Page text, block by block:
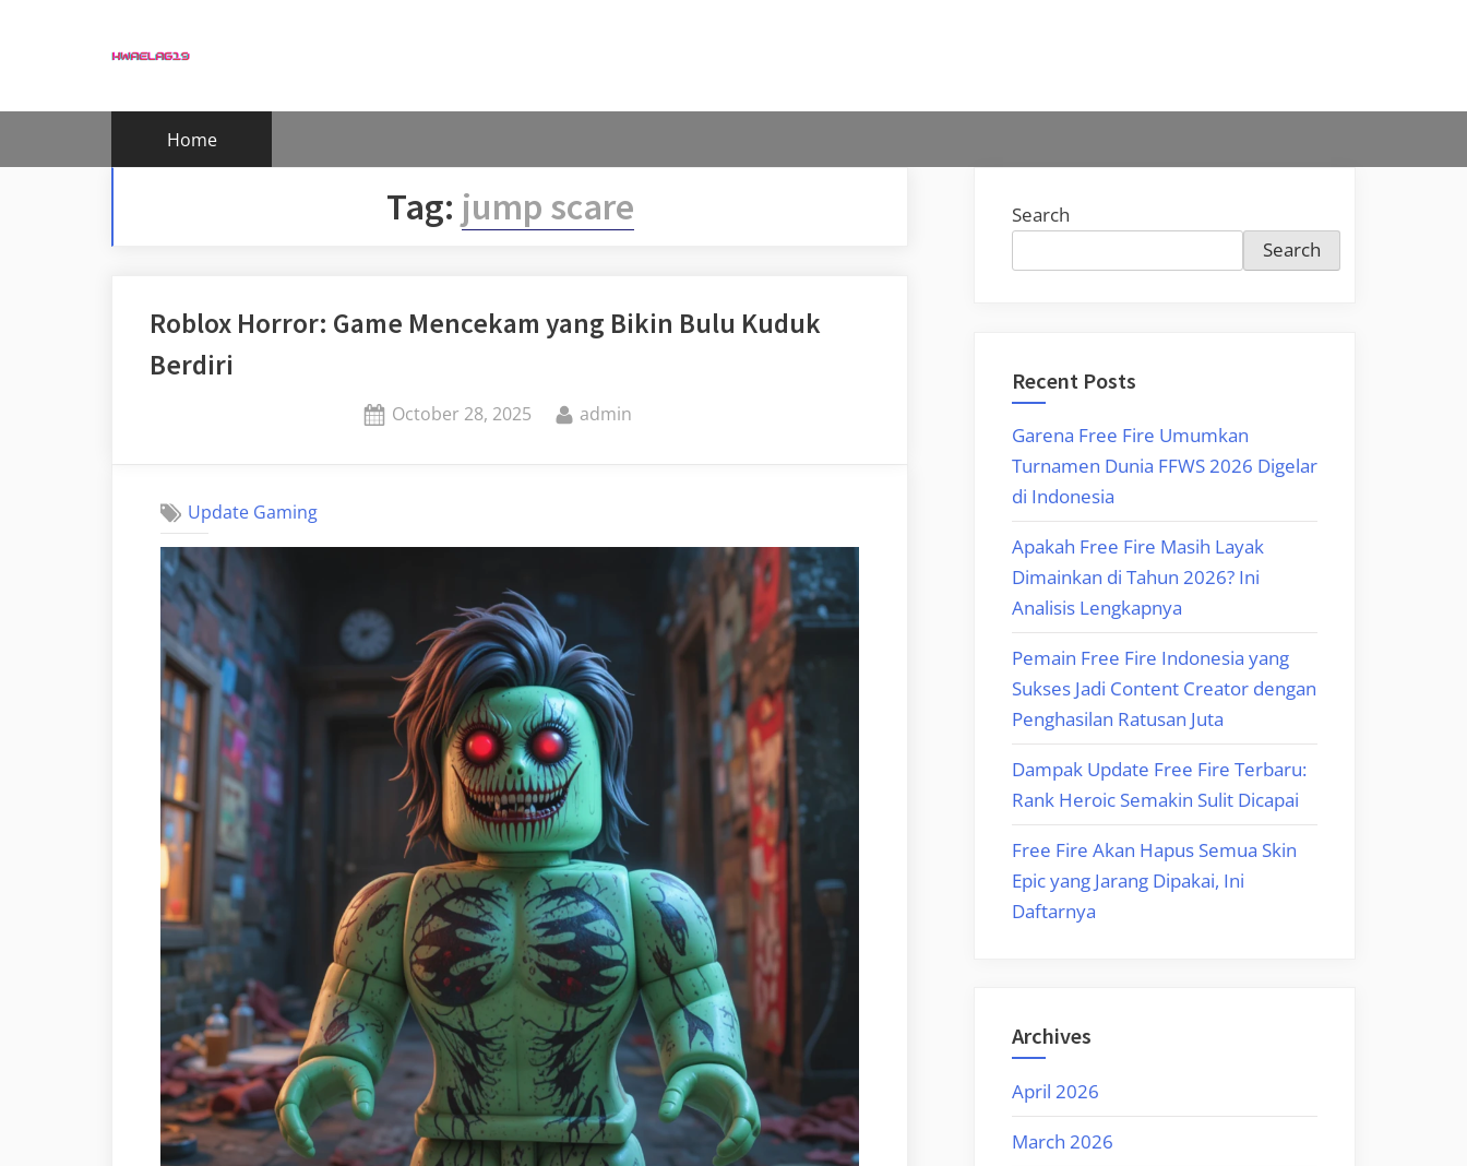
Home
Tag: jump scare
Roblox Horror: Game Mencekam yang Bikin Bulu Kuduk
Berdiri
Posted
October 28, 2025 By
admin
Update Gaming
Search
Search
Recent Posts
Garena Free Fire Umumkan
Turnamen Dunia FFWS 2026 Digelar
di Indonesia
Apakah Free Fire Masih Layak
Dimainkan di Tahun 2026? Ini
Analisis Lengkapnya
Pemain Free Fire Indonesia yang
Sukses Jadi Content Creator dengan
Penghasilan Ratusan Juta
Dampak Update Free Fire Terbaru:
Rank Heroic Semakin Sulit Dicapai
Free Fire Akan Hapus Semua Skin
Epic yang Jarang Dipakai, Ini
Daftarnya
Archives
April 2026
March 2026